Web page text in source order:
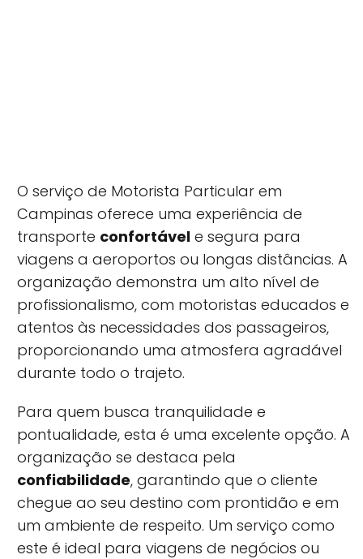
O serviço de Motorista Particular em
Campinas oferece uma experiência de
transporte confortável e segura para
viagens a aeroportos ou longas distâncias. A
organização demonstra um alto nível de
profissionalismo, com motoristas educados e
atentos às necessidades dos passageiros,
proporcionando uma atmosfera agradável
durante todo o trajeto.
Para quem busca tranquilidade e
pontualidade, esta é uma excelente opção. A
organização se destaca pela
confiabilidade, garantindo que o cliente
chegue ao seu destino com prontidão e em
um ambiente de respeito. Um serviço como
este é ideal para viagens de negócios ou